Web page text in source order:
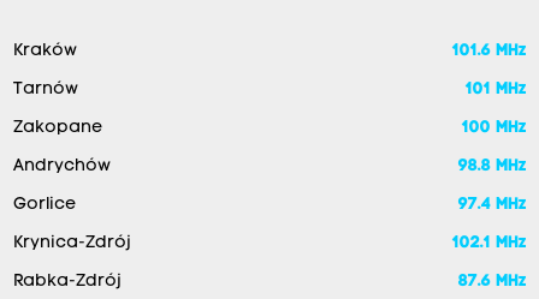
Kraków 101.6 MHz
Tarnów 101 MHz
Zakopane 100 MHz
Andrychów 98.8 MHz
Gorlice 97.4 MHz
Krynica-Zdrój 102.1 MHz
Rabka-Zdrój 87.6 MHz